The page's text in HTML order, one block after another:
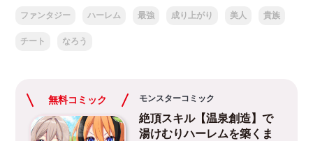
ファンタジー ハーレム 最強 成り上がり 美人 貴族
チート なろう
無料コミック モンスターコミック
絶頂スキル【温泉創造】で
湯けむりハーレムを築くま